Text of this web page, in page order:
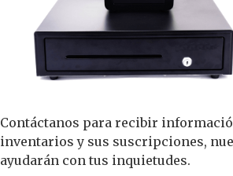
Contáctanos para recibir
inventarios y sus suscripciones,
ayudarán con tus inquietudes.